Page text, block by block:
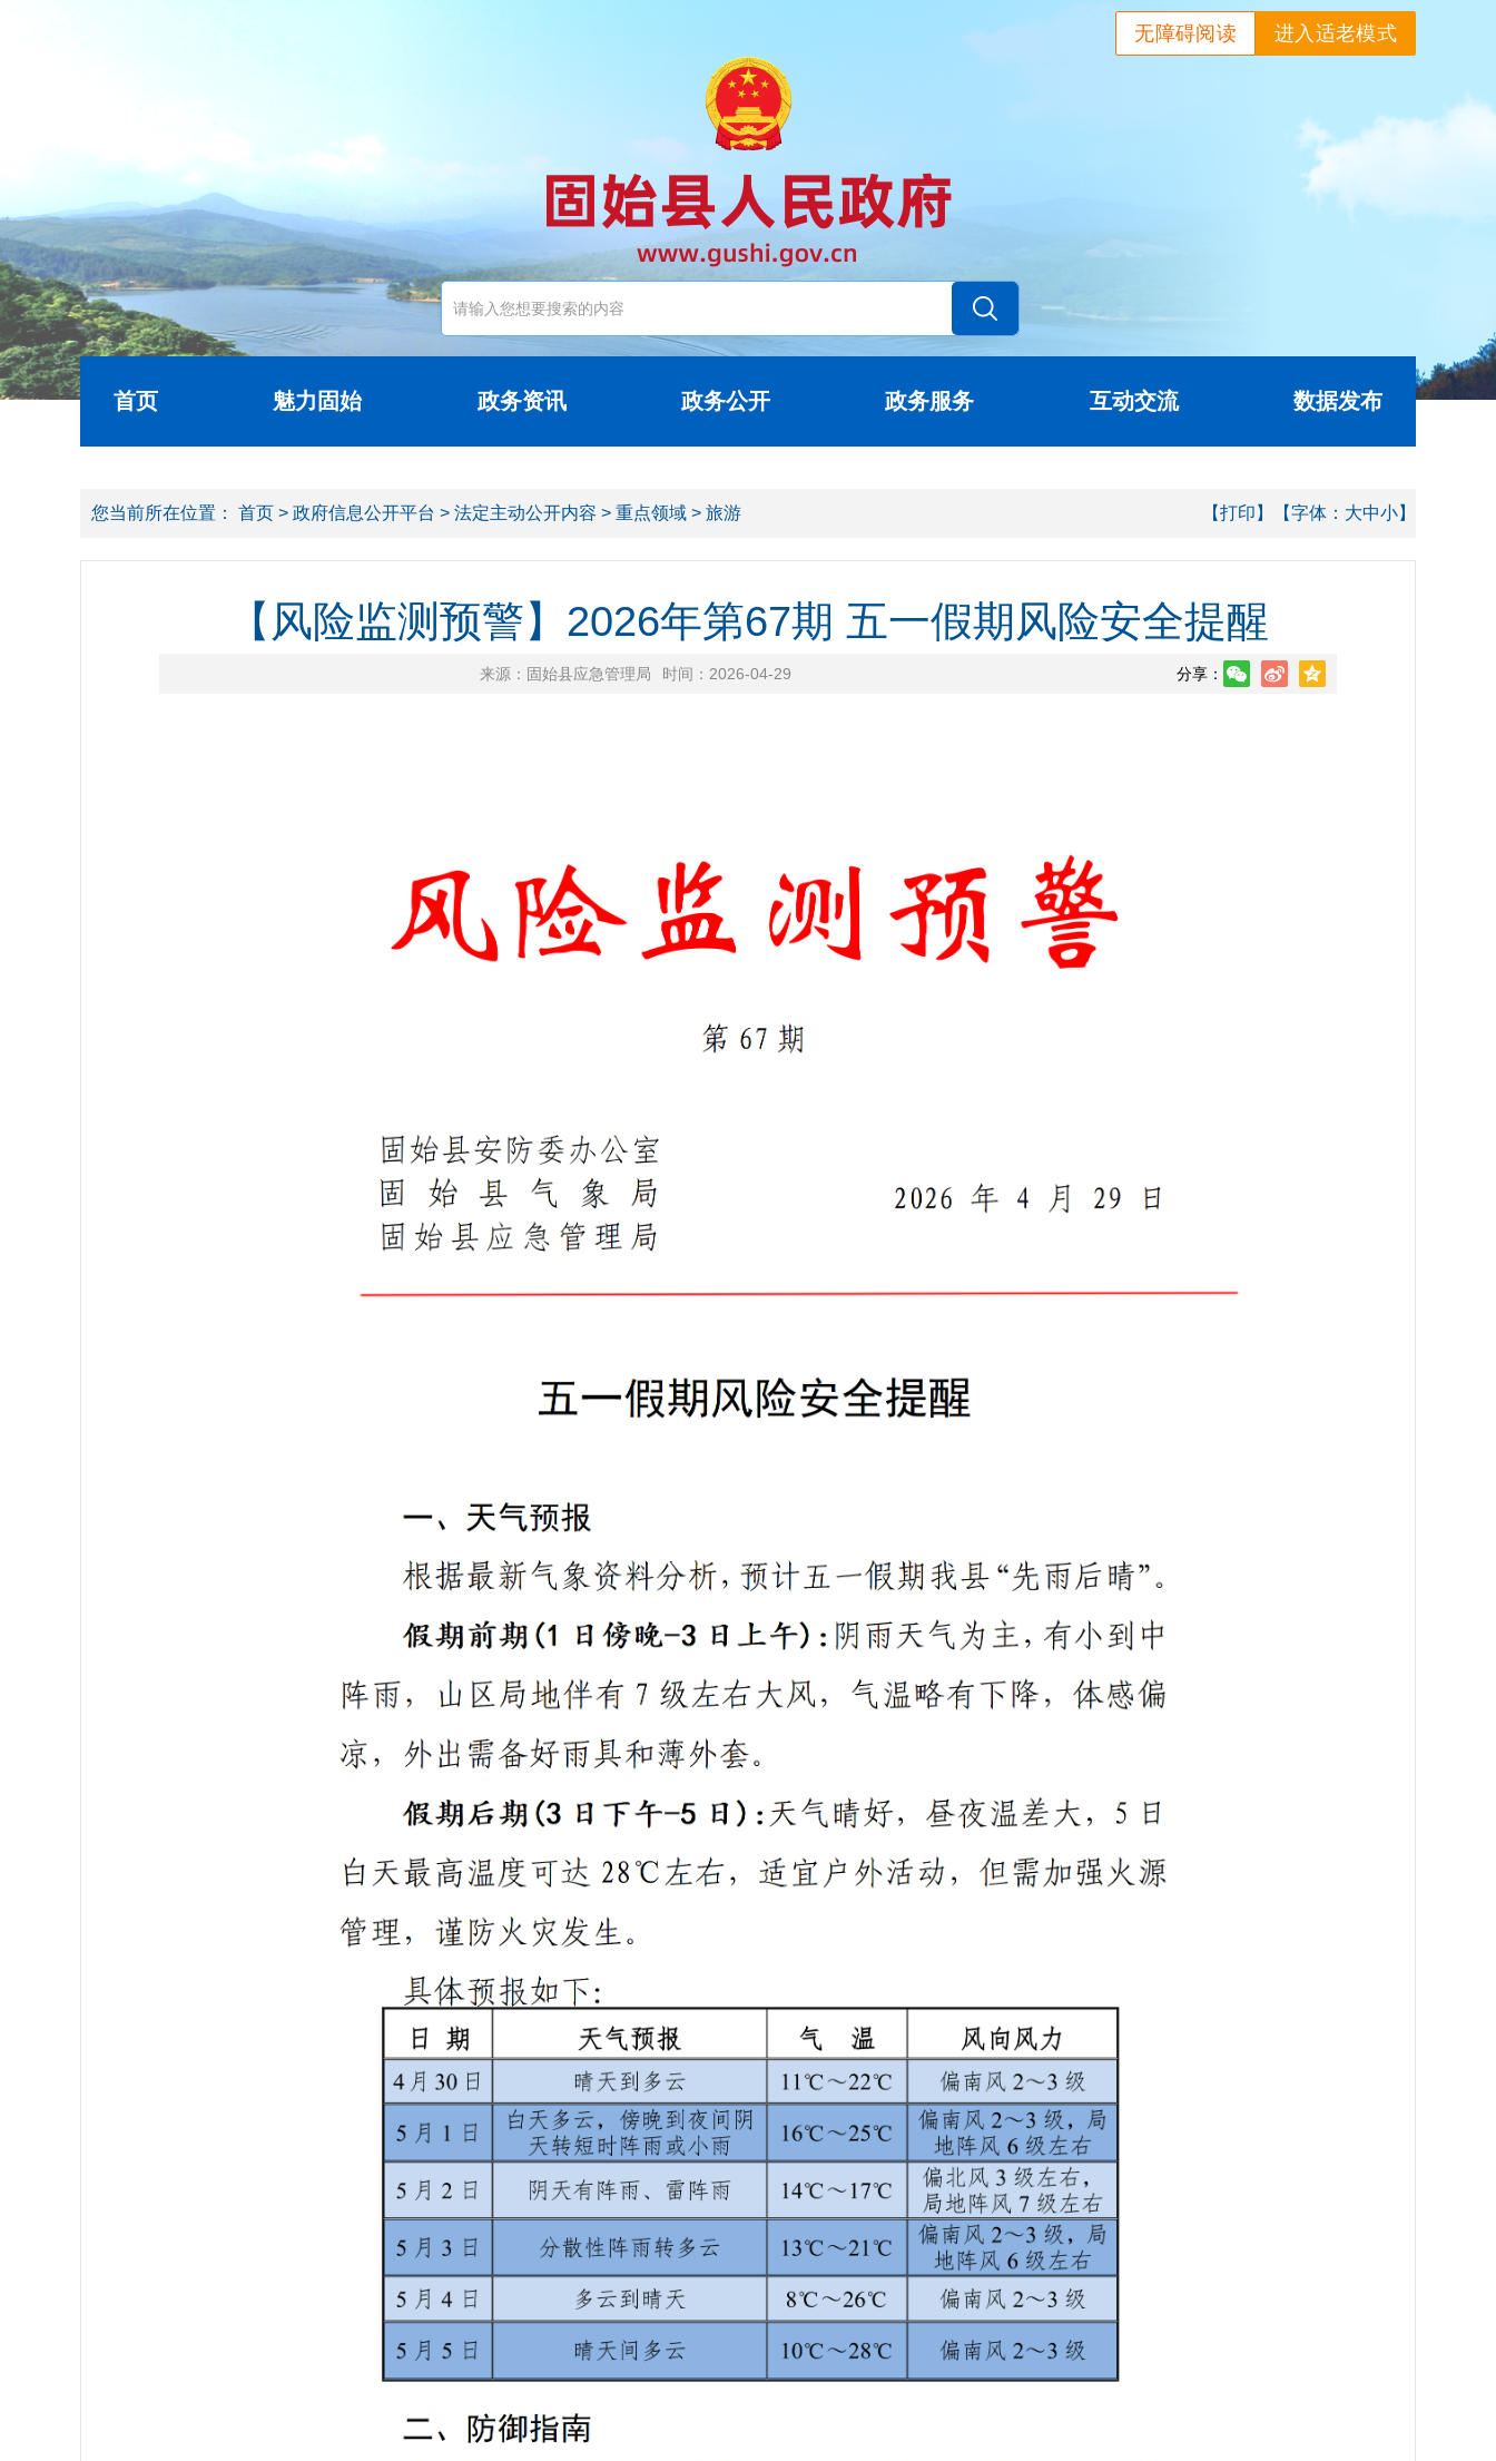
进入适老模式
无障碍阅读
首页 魅力固始 政务资讯 政务公开 政务服务 互动交流 数据发布
您当前所在位置： 首页 > 政府信息公开平台 > 法定主动公开内容 > 重点领域 > 旅游 【打印】 【字体： 大中小】
【风险监测预警】2026年第67期 五一假期风险安全提醒
来源：固始县应急管理局 时间：2026-04-29 分享：